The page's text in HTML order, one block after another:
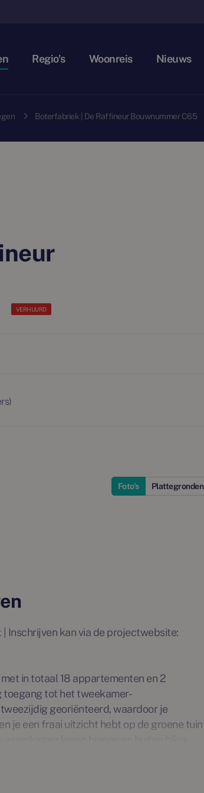
Regio's Woonreis Nieuws
Boterfabriek | De Raffineur Bouwnummer C65
VERHUURD
Foto's Plattegronden
Inschrijven kan via de projectwebsite:
in totaal 18 appartementen en 2
toegang tot het tweekamer-
georiënteerd, waardoor je
je een fraai uitzicht hebt op de groene tuin
oosten – ideaal voor een rustige ochtend